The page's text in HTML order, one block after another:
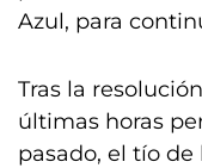
Azul, para
Tras la
últimas horas
pasado, el tío de